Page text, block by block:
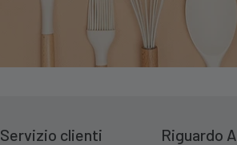
Servizio clienti Riguardo